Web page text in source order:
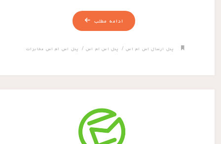
ادامه مطلب
پنل ارسال اس ام اس/ پنل اس ام اس/ پنل اس ام اس مخابرات